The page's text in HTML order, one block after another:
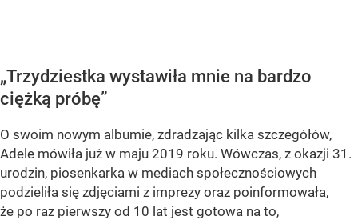
„Trzydziestka wystawiła mnie na bardzo
ciężką próbę”
O swoim nowym albumie, zdradzając kilka szczegółów,
Adele mówiła już w maju 2019 roku. Wówczas, z okazji 31.
urodzin, piosenkarka w mediach społecznościowych
podzieliła się zdjęciami z imprezy oraz poinformowała,
że po raz pierwszy od 10 lat jest gotowa na to,